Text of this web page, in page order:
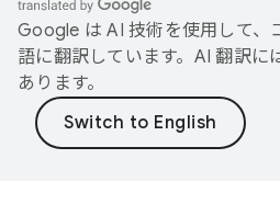
Google は AI 技術を使用して、
語に翻訳しています。AI 翻訳に
あります。